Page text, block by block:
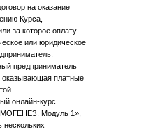
на оказание
Курса,
за которое оплату
или юридическое
предприниматель
оказывающая платные
онлайн-курс
Модуль 1»,
нескольких